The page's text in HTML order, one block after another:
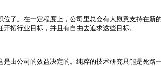
了。在一定程度上，公司里总会有人愿意支持在
拓行业目标，并且有自由去追求这些目标。
由公司的效益决定的。纯粹的技术研究只能是死